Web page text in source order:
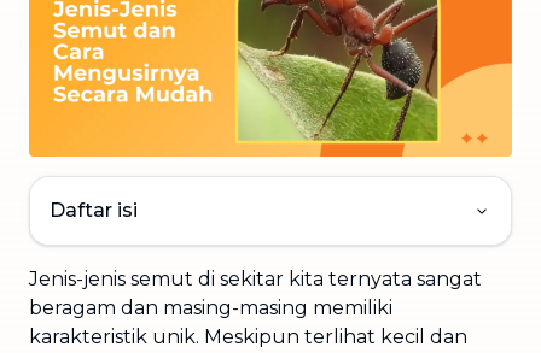
Daftar isi
Jenis-jenis semut di sekitar kita ternyata sangat
beragam dan masing-masing memiliki
karakteristik unik. Meskipun terlihat kecil dan